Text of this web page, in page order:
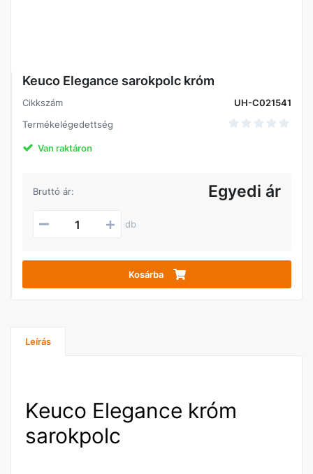
Keuco Elegance sarokpolc króm
Cikkszám
UH-C021541
Termékelégedettség
Van raktáron
Bruttó ár: Egyedi ár
db
Kosárba
Leírás
Keuco Elegance króm
sarokpolc